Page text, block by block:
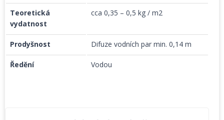
Teoretická
vydatnost
cca 0,35 – 0,5 kg / m2
Prodyšnost Difuze vodních par min. 0,14 m
Ředění Vodou